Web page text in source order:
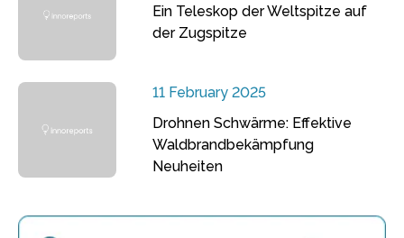
Ein Teleskop der Weltspitze auf
der Zugspitze
11 February 2025
Drohnen Schwärme: Effektive
Waldbrandbekämpfung
Neuheiten